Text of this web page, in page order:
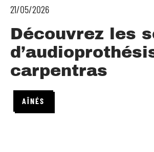
21/05/2026
Découvrez les
carpentras
AÎNÉS